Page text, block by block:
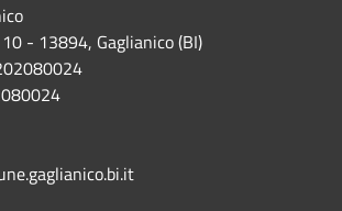
- 13894, Gaglianico (BI)